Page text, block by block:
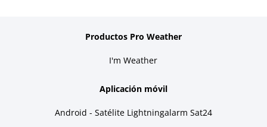
Productos Pro Weather
I'm Weather
Aplicación móvil
Android - Satélite Lightningalarm Sat24